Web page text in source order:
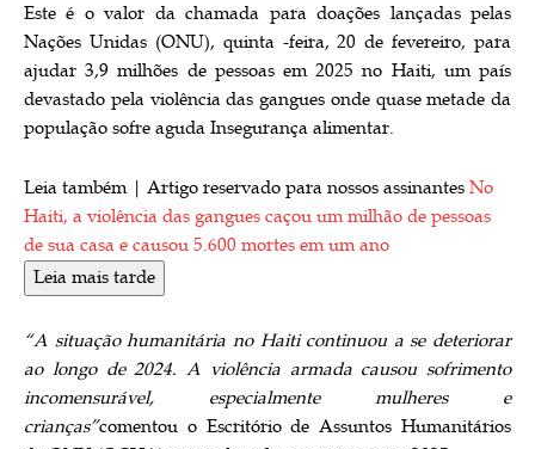
Este é o valor da chamada para doações lançadas pelas
Nações Unidas (ONU), quinta -feira, 20 de fevereiro, para
ajudar 3,9 milhões de pessoas em 2025 no Haiti, um país
devastado pela violência das gangues onde quase metade da
população sofre aguda Insegurança alimentar.
Leia também | Artigo reservado para nossos assinantes No
Haiti, a violência das gangues caçou um milhão de pessoas
de sua casa e causou 5.600 mortes em um ano
Leia mais tarde
“A situação humanitária no Haiti continuou a se deteriorar
ao longo de 2024. A violência armada causou sofrimento
incomensurável, especialmente mulheres e
crianças”comentou o Escritório de Assuntos Humanitários